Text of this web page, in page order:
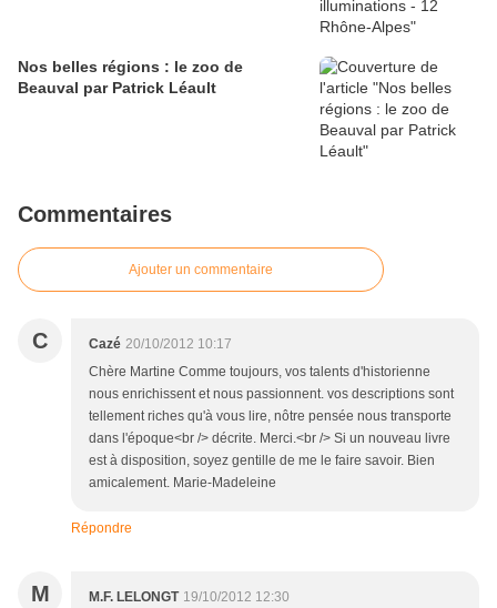
Nos belles régions : le zoo de
Beauval par Patrick Léault
Commentaires
Ajouter un commentaire
C Cazé 20/10/2012 10:17
Chère Martine Comme toujours, vos talents d'historienne
nous enrichissent et nous passionnent. vos descriptions sont
tellement riches qu'à vous lire, nôtre pensée nous transporte
dans l'époque<br /> décrite. Merci.<br /> Si un nouveau livre
est à disposition, soyez gentille de me le faire savoir. Bien
amicalement. Marie-Madeleine
Répondre
M M.F. LELONGT 19/10/2012 12:30